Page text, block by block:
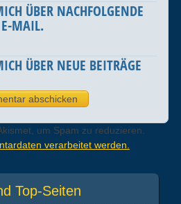
ÜBER NACHFOLGENDE
MAIL.
ÜBER NEUE BEITRÄGE
um Spam zu reduzieren.
verarbeitet werden.
Top-Seiten